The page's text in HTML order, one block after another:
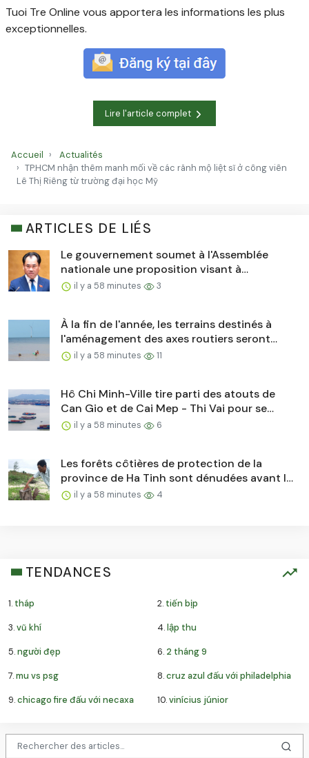
Tuoi Tre Online vous apportera les informations les plus
exceptionnelles.
Lire l'article complet
Accueil
Actualités
TP.HCM nhận thêm manh mối về các rãnh mộ liệt sĩ ở công viên
Lê Thị Riêng từ trường đại học Mỹ
ARTICLES DE LIÉS
Le gouvernement soumet à l'Assemblée
nationale une proposition visant à
supprimer 40 procédures et 40 conditions
il y a 58 minutes 3
À la fin de l'année, les terrains destinés à
l'aménagement des axes routiers seront
remis...
il y a 58 minutes 11
Hô Chi Minh-Ville tire parti des atouts de
Can Gio et de Cai Mep - Thi Vai pour se
développer...
il y a 58 minutes 6
Les forêts côtières de protection de la
province de Ha Tinh sont dénudées avant la
saison des pluies et des tempêtes.
il y a 58 minutes 4
TENDANCES
1. tháp 2. tiến bịp
3.vũ khí 4.lập thu
5.người đẹp 6. 2 tháng 9
7.mu vs psg 8.cruz azul đấu với philadelphia
9.chicago fire đấu với necaxa 10.vinícius júnior